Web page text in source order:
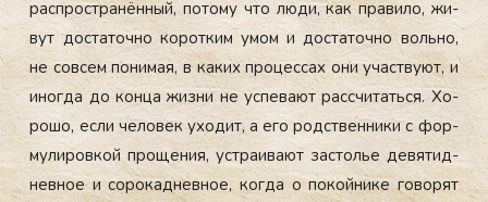
рас­простра­нён­ный, по­тому что лю­ди, как пра­вило, жи­
вут дос­та­точ­но ко­рот­ким умом и дос­та­точ­но воль­но,
не сов­сем по­нимая, в ка­ких про­цес­сах они учас­тву­ют, и
иног­да до кон­ца жиз­ни не ус­пе­ва­ют рас­счи­тать­ся. Хо­
рошо, ес­ли че­ловек ухо­дит, а его родс­твен­ни­ки с фор­
му­лиров­кой про­щения, ус­тра­ива­ют зас­толье де­вятид­
невное и со­рокад­невное, ког­да о по­кой­ни­ке го­ворят